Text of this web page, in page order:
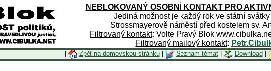
NEBLOKOVANÝ OSOBNÍ KONTAKT PRO
Jediná možnost je každý rok ve státní
Strossmayerově náměstí před kostelem sv.
Filtrovaný kontakt: Volte Pravý Blok
Filtrovaný mailový kontakt:
Zpět na domovskou stránku| Seznam témat| Download